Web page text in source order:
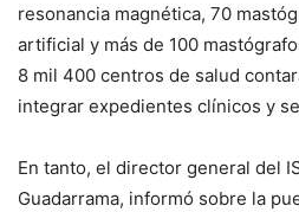
resonancia magnética, 70
artificial y más de 100
8 mil 400 centros de salud
integrar expedientes clínicos y
En tanto, el director general del
Guadarrama, informó sobre la